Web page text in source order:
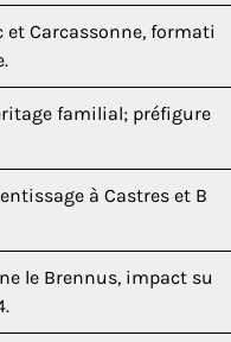
et Carcassonne, formati
familial; préfigure
à Castres et B
le Brennus, impact su